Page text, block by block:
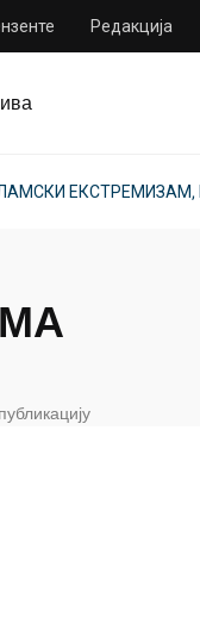
Редакција
ЕКСТРЕМИЗАМ,